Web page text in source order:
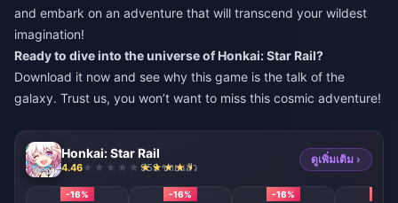
and embark on an adventure that will transcend your wildest
imagination!
Ready to dive into the universe of Honkai: Star Rail?
Download it now and see why this game is the talk of the
galaxy. Trust us, you won’t want to miss this cosmic adventure!
Honkai: Star Rail
4.46 959 ขายแล้ว
ดูเพิ่มเติม ›
-16% -16% -16%